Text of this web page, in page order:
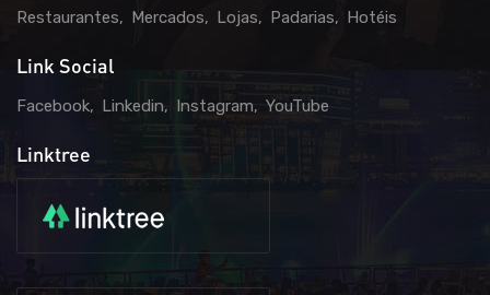
Restaurantes Mercados Lojas Padarias Hotéis
Link Social
Facebook Linkedin Instagram YouTube
Linktree